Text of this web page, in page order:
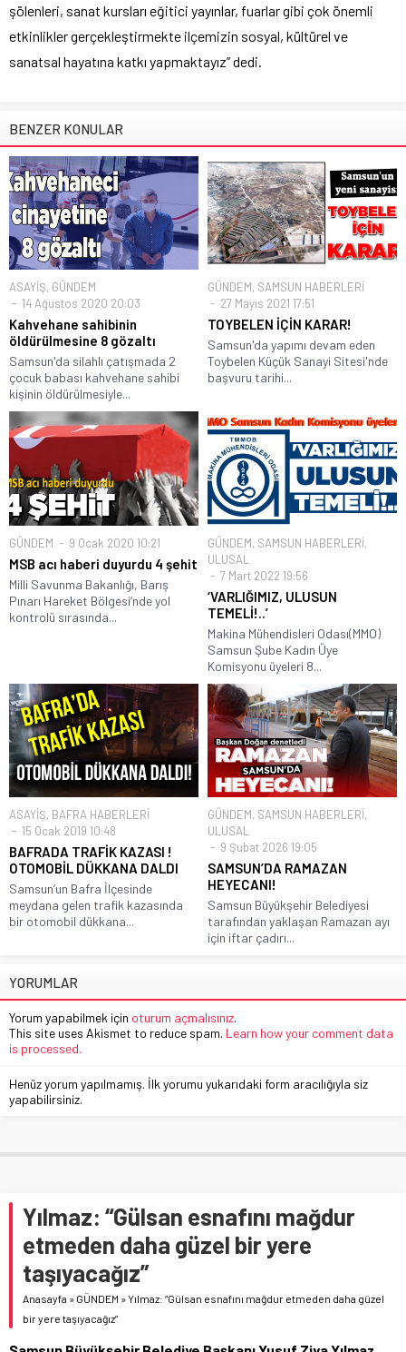
şölenleri, sanat kursları eğitici yayınlar, fuarlar gibi çok önemli
etkinlikler gerçekleştirmekte ilçemizin sosyal, kültürel ve
sanatsal hayatına katkı yapmaktayız” dedi.
BENZER KONULAR
ASAYİŞ, GÜNDEM
14 Ağustos 2020 20:03
Kahvehane sahibinin
öldürülmesine 8 gözaltı
Samsun'da silahlı çatışmada 2
çocuk babası kahvehane sahibi
kişinin öldürülmesiyle...
GÜNDEM, SAMSUN HABERLERİ
27 Mayıs 2021 17:51
TOYBELEN İÇİN KARAR!
Samsun'da yapımı devam eden
Toybelen Küçük Sanayi Sitesi'nde
başvuru tarihi...
GÜNDEM 9 Ocak 2020 10:21
MSB acı haberi duyurdu 4 şehit
Milli Savunma Bakanlığı, Barış
Pınarı Hareket Bölgesi‘nde yol
kontrolü sırasında...
GÜNDEM, SAMSUN HABERLERİ,
ULUSAL
7 Mart 2022 19:56
‘VARLIĞIMIZ, ULUSUN
TEMELİ!..’
Makina Mühendisleri Odası(MMO)
Samsun Şube Kadın Üye
Komisyonu üyeleri 8...
ASAYİŞ, BAFRA HABERLERİ
15 Ocak 2019 10:48
BAFRADA TRAFİK KAZASI !
OTOMOBİL DÜKKANA DALDI
Samsun’un Bafra İlçesinde
meydana gelen trafik kazasında
bir otomobil dükkana...
GÜNDEM, SAMSUN HABERLERİ,
ULUSAL
9 Şubat 2026 19:05
SAMSUN’DA RAMAZAN
HEYECANI!
Samsun Büyükşehir Belediyesi
tarafından yaklaşan Ramazan ayı
için iftar çadırı...
YORUMLAR
Yorum yapabilmek için oturum açmalısınız.
This site uses Akismet to reduce spam. Learn how your comment data
is processed.
Henüz yorum yapılmamış. İlk yorumu yukarıdaki form aracılığıyla siz
yapabilirsiniz.
Yılmaz: “Gülsan esnafını mağdur
etmeden daha güzel bir yere
taşıyacağız”
Anasayfa » GÜNDEM »Yılmaz: “Gülsan esnafını mağdur etmeden daha güzel
bir yere taşıyacağız”